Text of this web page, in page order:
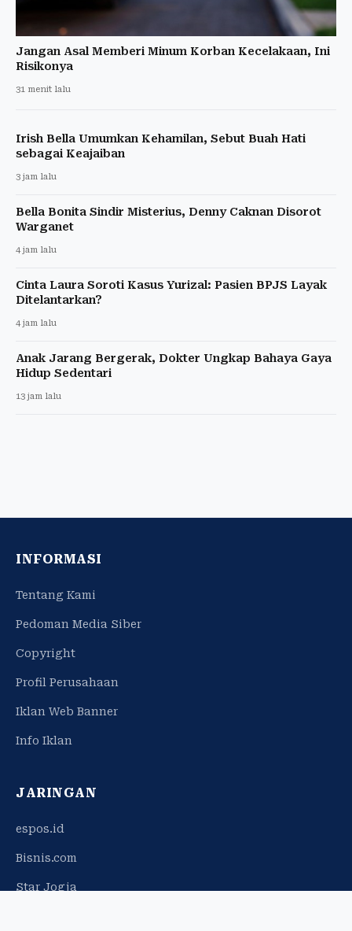
Jangan Asal Memberi Minum Korban Kecelakaan, Ini
Risikonya
31 menit lalu
Irish Bella Umumkan Kehamilan, Sebut Buah Hati
sebagai Keajaiban
3 jam lalu
Bella Bonita Sindir Misterius, Denny Caknan Disorot
Warganet
4 jam lalu
Cinta Laura Soroti Kasus Yurizal: Pasien BPJS Layak
Ditelantarkan?
4 jam lalu
Anak Jarang Bergerak, Dokter Ungkap Bahaya Gaya
Hidup Sedentari
13 jam lalu
INFORMASI
Tentang Kami
Pedoman Media Siber
Copyright
Profil Perusahaan
Iklan Web Banner
Info Iklan
JARINGAN
espos.id
Bisnis.com
Star Jogja